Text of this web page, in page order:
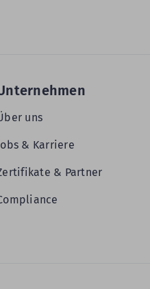
uns
& Karriere
& Partner